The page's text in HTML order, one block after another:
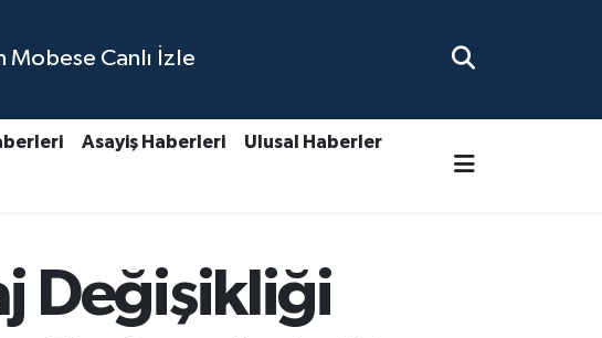
Mobese Canlı İzle
Asayiş Haberleri Ulusal Haberler
Değişikliği